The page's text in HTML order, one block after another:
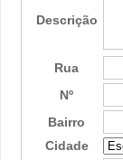
Descrição
Rua
Nº
Bairro
Cidade